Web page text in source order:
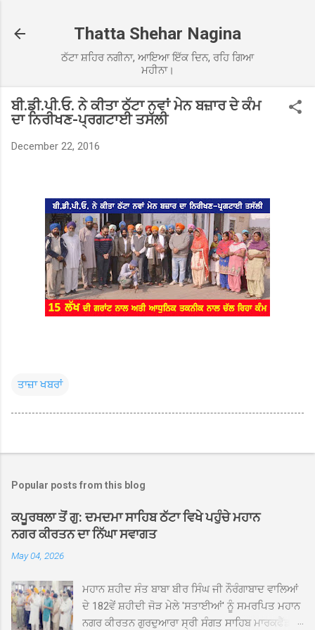
Thatta Shehar Nagina
ਠੱਟਾ ਸ਼ਹਿਰ ਨਗੀਨਾ, ਆਇਆ ਇੱਕ ਦਿਨ, ਰਹਿ ਗਿਆ
ਮਹੀਨਾ।
ਬੀ.ਡੀ.ਪੀ.ਓ. ਨੇ ਕੀਤਾ ਠੱਟਾ ਨਵਾਂ ਮੇਨ ਬਜ਼ਾਰ ਦੇ ਕੰਮ
ਦਾ ਨਿਰੀਖਣ-ਪ੍ਰਗਟਾਈ ਤਸੱਲੀ
December 22, 2016
ਤਾਜ਼ਾ ਖਬਰਾਂ
Popular posts from this blog
ਕਪੂਰਥਲਾ ਤੋਂ ਗੁ: ਦਮਦਮਾ ਸਾਹਿਬ ਠੱਟਾ ਵਿਖੇ ਪਹੁੰਚੇ ਮਹਾਨ
ਨਗਰ ਕੀਰਤਨ ਦਾ ਨਿੱਘਾ ਸਵਾਗਤ
May 04, 2026
ਮਹਾਨ ਸ਼ਹੀਦ ਸੰਤ ਬਾਬਾ ਬੀਰ ਸਿੰਘ ਜੀ ਨੌਰੰਗਾਬਾਦ ਵਾਲਿਆਂ
ਦੇ 182ਵੇਂ ਸ਼ਹੀਦੀ ਜੋੜ ਮੇਲੇ 'ਸਤਾਈਆਂ' ਨੂੰ ਸਮਰਪਿਤ ਮਹਾਨ
ਨਗਰ ਕੀਰਤਨ ਗੁਰਦੁਆਰਾ ਸ੍ਰੀ ਸੰਗਤ ਸਾਹਿਬ ਮਾਰਕਫੈੱਡ